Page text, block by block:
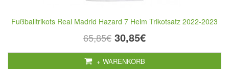
Fußballtrikots Real Madrid Hazard 7 Heim Trikotsatz 2022-2023
65,85€ 30,85€
+ WARENKORB